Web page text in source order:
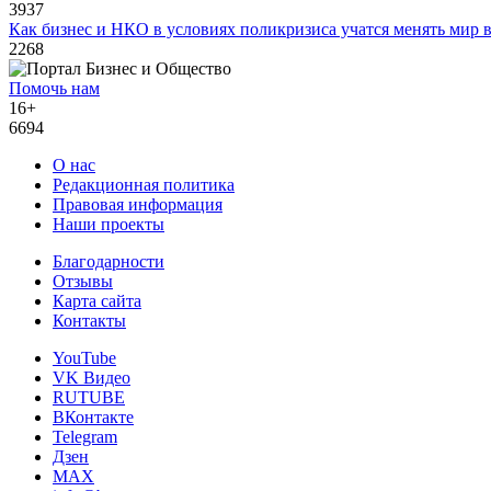
3937
Как бизнес и НКО в условиях поликризиса учатся менять мир
2268
Помочь нам
16+
6694
О нас
Редакционная политика
Правовая информация
Наши проекты
Благодарности
Отзывы
Карта сайта
Контакты
YouTube
VK Видео
RUTUBE
ВКонтакте
Telegram
Дзен
MAX